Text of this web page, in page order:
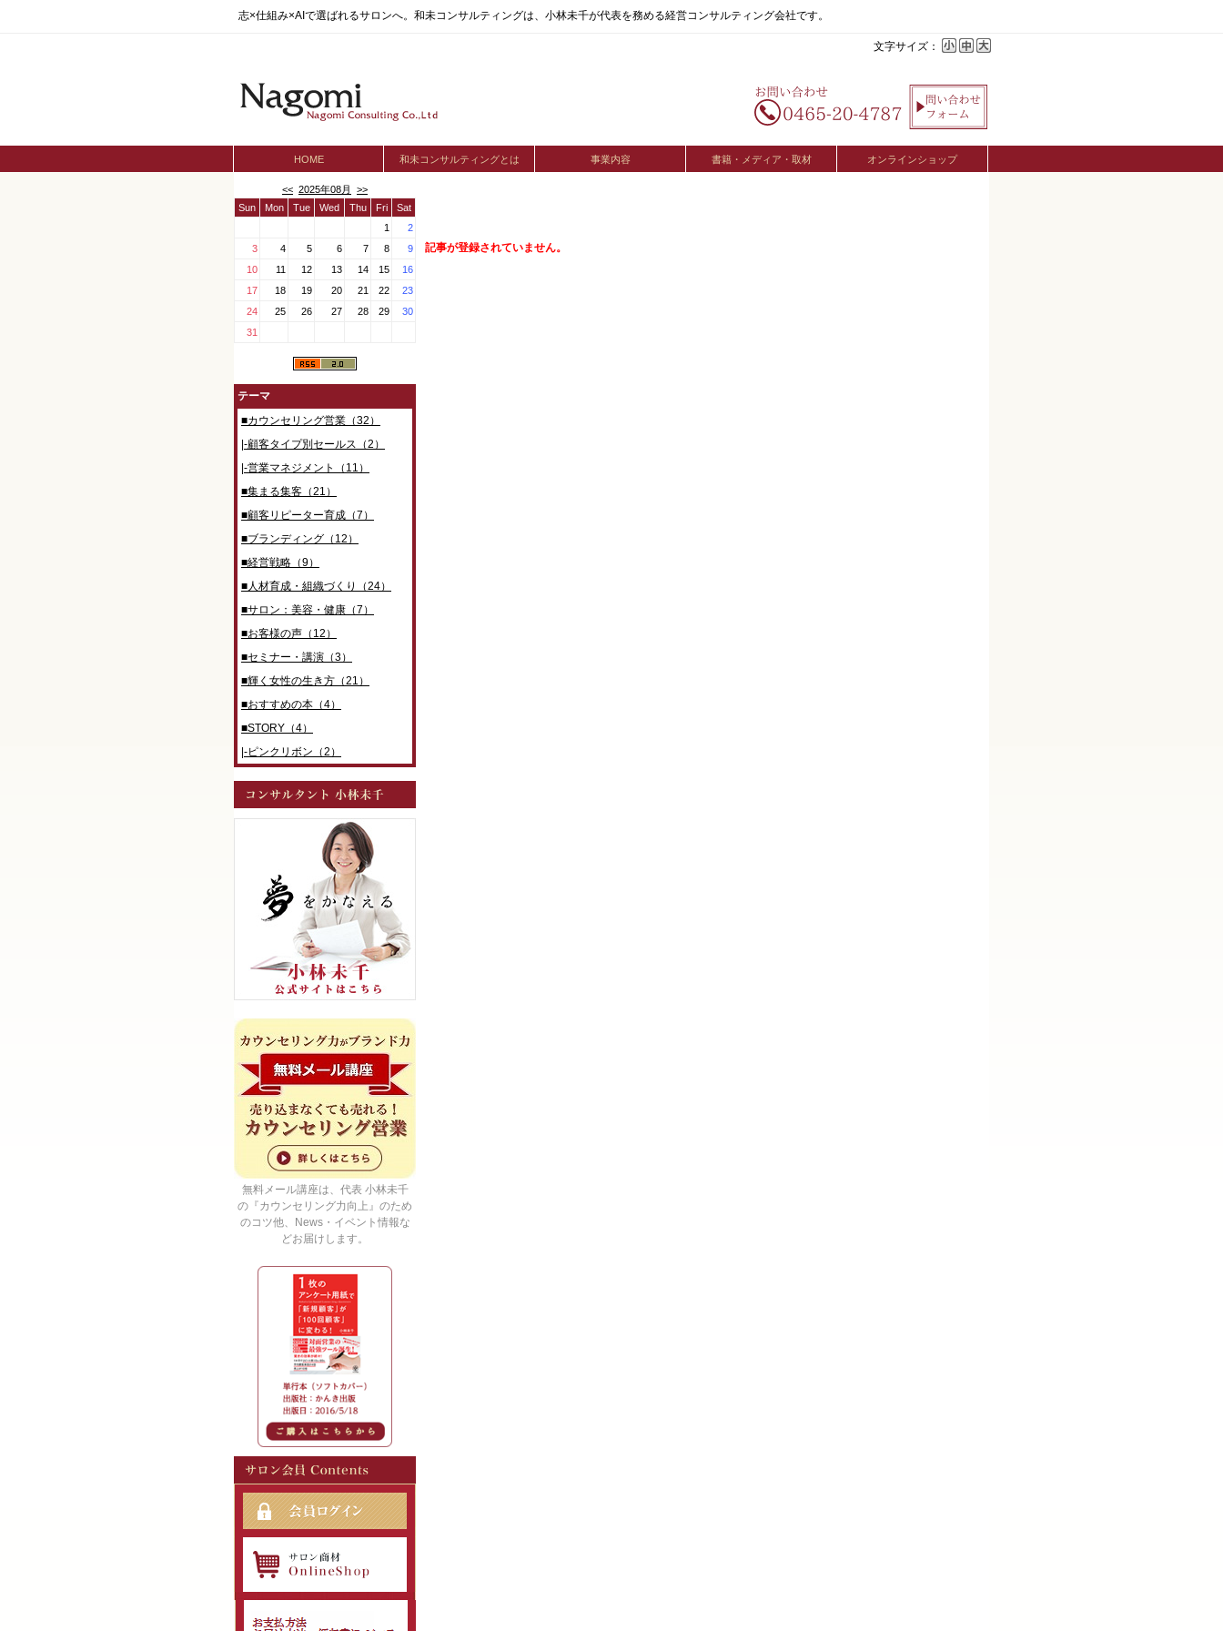
志×仕組み×AIで選ばれるサロンへ。和未コンサルティングは、小林未千が代表を務める経営コンサルティング会社です。
文字サイズ：
HOME 和未コンサルティングとは 事業内容 書籍・メディア・取材 オンラインショップ
<< 2025年08月
>>
Sun
Mon Tue Wed Thu Fri
Sat
1
2
3
4 5 6 7 8
9
10
11 12 13 14 15
16
17
18 19 20 21 22
23
24
25 26 27 28 29
30
31
テーマ
■カウンセリング営業（32）
|-顧客タイプ別セールス（2）
|-営業マネジメント（11）
■集まる集客（21）
■顧客リピーター育成（7）
■ブランディング（12）
■経営戦略（9）
■人材育成・組織づくり（24）
■サロン：美容・健康（7）
■お客様の声（12）
■セミナー・講演（3）
■輝く女性の生き方（21）
■おすすめの本（4）
■STORY（4）
|-ピンクリボン（2）
無料メール講座は、代表 小林未千
の『カウンセリング力向上』のため
のコツ他、News・イベント情報な
どお届けします。
記事が登録されていません。